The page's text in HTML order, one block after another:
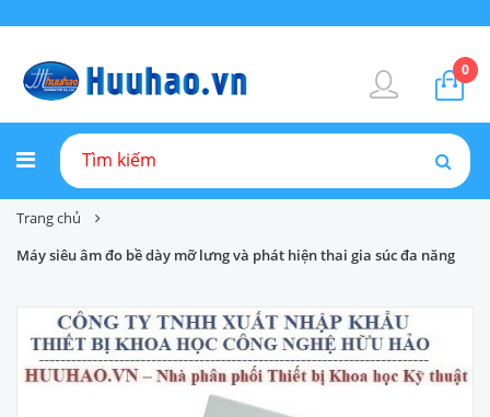
0
Trang chủ
Máy siêu âm đo bề dày mỡ lưng và phát hiện thai gia súc đa năng